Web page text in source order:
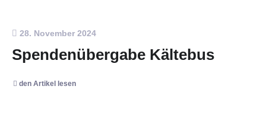
28. November 2024
Spendenübergabe Kältebus
den Artikel lesen